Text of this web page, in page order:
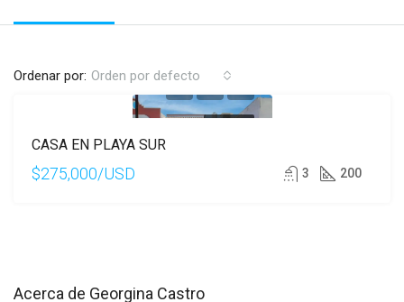
Ordenar por: Orden por defecto
CASA EN PLAYA SUR
$275,000/USD 3 200
Acerca de Georgina Castro